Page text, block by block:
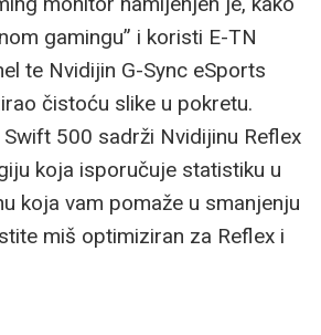
gamingu” i koristi E-TN
te Nvidijin G-Sync eSports
čistoću slike u pokretu.
Swift 500 sadrži Nvidijinu Reflex
koja isporučuje statistiku u
koja vam pomaže u smanjenju
miš optimiziran za Reflex i